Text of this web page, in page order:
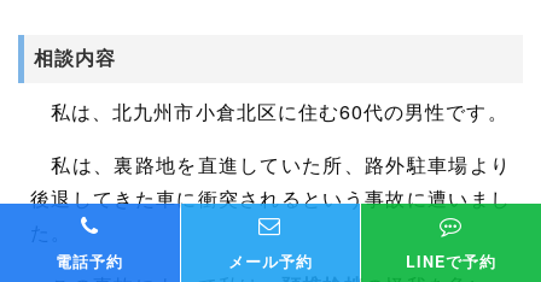
相談内容
私は、北九州市小倉北区に住む60代の男性です。
私は、裏路地を直進していた所、路外駐車場より
後退してきた車に衝突されるという事故に遭いまし
た。
電話予約 メール予約 LINEで予約